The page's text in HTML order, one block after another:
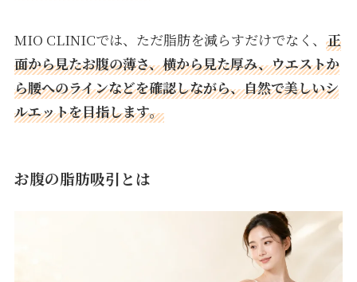
MIO CLINICでは、ただ脂肪を減らすだけでなく、 正
面から見たお腹の薄さ、横から見た厚み、ウエストか
ら腰へのラインなどを確認しながら、自然で美しいシ
ルエットを目指します。
お腹の脂肪吸引とは